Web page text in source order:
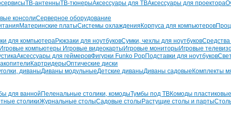
ТВ-антенныТВ-тюнерыАксессуары для ТВАксессуары для проектора
консолиСерверное оборудование
Материнские платыСистемы охлаждения Корпуса для компьютеров
для компьютераРюкзаки для ноутбуковСумки, чехлы для ноутбуковСредства
Игровые компьютеры Игровые видеокарты Игровые мониторы Игровые
Аксессуары для геймеровФигурки Funko PopПодставки для ноутбуков
КартридерыОптические диски
диваныДиваны модульныеДетские диваныДиваны садовые Комплекты
для ванной Пеленальные столики, комодыТумбы под ТВКомоды пластиковые
столикиЖурнальные столыСадовые столы Растущие столы и парты